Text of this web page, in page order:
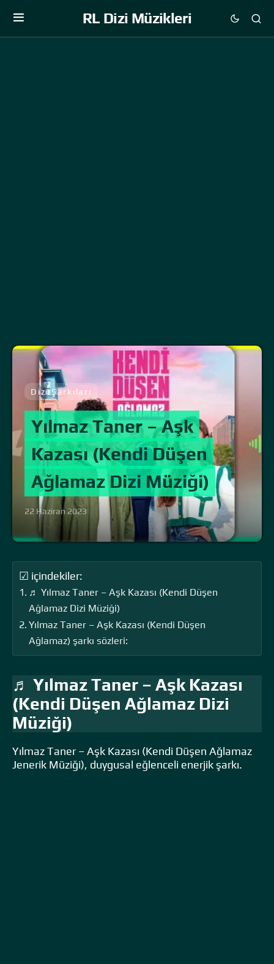
RL Dizi Müzikleri
Dizi Şarkıları
Yılmaz Taner – Aşk
Kazası (Kendi Düşen
Ağlamaz Dizi Müziği)
22 Haziran 2023
☑ içindekiler:
♬ Yılmaz Taner – Aşk Kazası (Kendi Düşen
Ağlamaz Dizi Müziği)
Yılmaz Taner – Aşk Kazası (Kendi Düşen
Ağlamaz) şarkı sözleri:
♬ Yılmaz Taner – Aşk Kazası
(Kendi Düşen Ağlamaz Dizi
Müziği)
Yılmaz Taner – Aşk Kazası (Kendi Düşen Ağlamaz
Jenerik Müziği), duygusal eğlenceli enerjik şarkı.